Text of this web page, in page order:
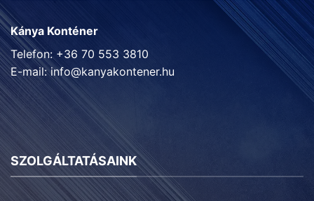
Kánya Konténer
Telefon: +36 70 553 3810
E-mail:info@kanyakontener.hu
SZOLGÁLTATÁSAINK